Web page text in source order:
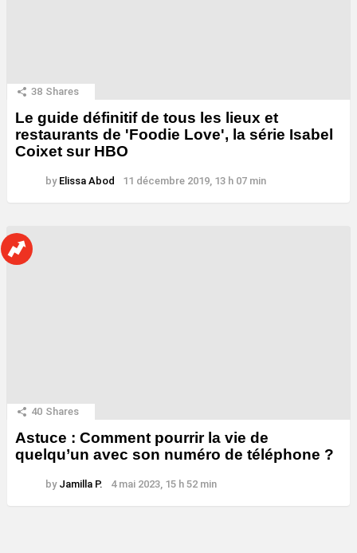
38 Shares
Le guide définitif de tous les lieux et
restaurants de 'Foodie Love', la série Isabel
Coixet sur HBO
by Elissa Abod 11 décembre 2019, 13 h 07 min
40 Shares
Astuce : Comment pourrir la vie de
quelqu’un avec son numéro de téléphone ?
by Jamilla P. 4 mai 2023, 15 h 52 min